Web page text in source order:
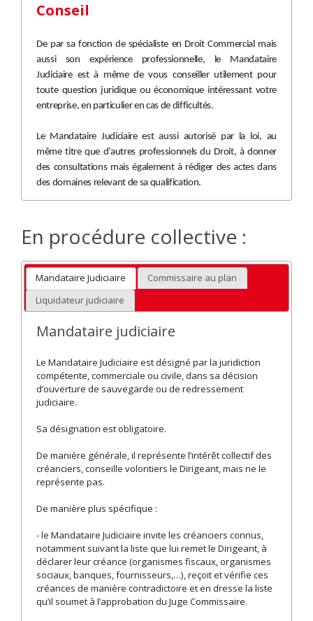
Conseil
De par sa fonction de spécialiste en Droit Commercial mais
aussi son expérience professionnelle, le Mandataire
Judiciaire est à même de vous conseiller utilement pour
toute question juridique ou économique intéressant votre
entreprise, en particulier en cas de difficultés.
Le Mandataire Judiciaire est aussi autorisé par la loi, au
même titre que d’autres professionnels du Droit, à donner
des consultations mais également à rédiger des actes dans
des domaines relevant de sa qualification.
En procédure collective :
Mandataire Judiciaire
Commissaire au plan
Liquidateur judiciaire
Mandataire judiciaire
Le Mandataire Judiciaire est désigné par la juridiction
compétente, commerciale ou civile, dans sa décision
d’ouverture de sauvegarde ou de redressement
judiciaire.
Sa désignation est obligatoire.
De manière générale, il représente l’intérêt collectif des
créanciers, conseille volontiers le Dirigeant, mais ne le
représente pas.
De manière plus spécifique :
- le Mandataire Judiciaire invite les créanciers connus,
notamment suivant la liste que lui remet le Dirigeant, à
déclarer leur créance (organismes fiscaux, organismes
sociaux, banques, fournisseurs,…), reçoit et vérifie ces
créances de manière contradictoire et en dresse la liste
qu’il soumet à l’approbation du Juge Commissaire.